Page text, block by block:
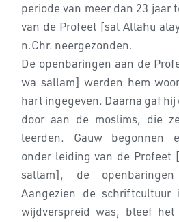
periode van meer dan 23 jaar
van de Profeet [sal Allahu
n.Chr. neergezonden.
De openbaringen aan de
wa sallam] werden hem
hart ingegeven. Daarna gaf
door aan de moslims, die
leerden. Gauw begonnen
onder leiding van de Profeet
sallam], de
Aangezien de
wijdverspreid was, bleef het